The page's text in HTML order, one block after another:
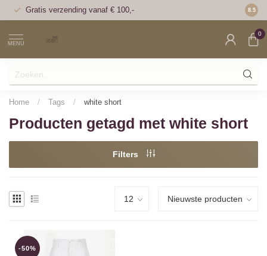
Gratis verzending vanaf € 100,- Voor
8.5
MENU
0
Home / Tags / white short
Producten getagd met white short
Filters
-50%